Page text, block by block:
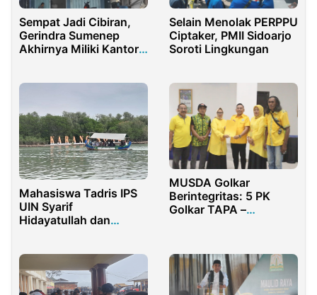
Sempat Jadi Cibiran,
Gerindra Sumenep
Akhirnya Miliki Kantor
Selain Menolak PERPPU
Ciptaker, PMII Sidoarjo
Soroti Lingkungan
Mahasiswa Tadris IPS
UIN Syarif
Hidayatullah dan
Observasi Ekosistem
Mangrove di
Karangsong
MUSDA Golkar
Berintegritas: 5 PK
Golkar TAPA –